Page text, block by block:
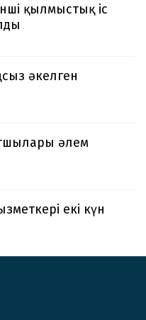
қылмыстық іс
әкелген
әлем
екі күн